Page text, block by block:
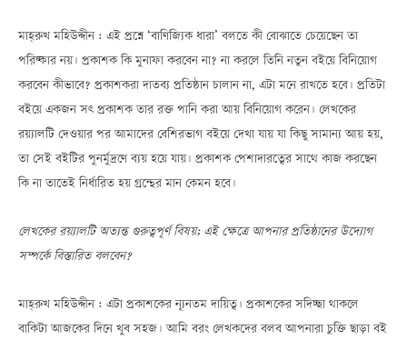
মাহ্‌রুখ মহিউদ্দীন : এই প্রশ্নে ‘বাণিজ্যিক ধারা’ বলতে কী বোঝাতে চেয়েছেন তা
পরিষ্কার নয়। প্রকাশক কি মুনাফা করবেন না? না করলে তিনি নতুন বইয়ে বিনিয়োগ
করবেন কীভাবে? প্রকাশকরা দাতব্য প্রতিষ্ঠান চালান না, এটা মনে রাখতে হবে। প্রতিটা
বইয়ে একজন সৎ প্রকাশক তার রক্ত পানি করা আয় বিনিয়োগ করেন। লেখকের
রয়্যালটি দেওয়ার পর আমাদের বেশিরভাগ বইয়ে দেখা যায় যা কিছু সামান্য আয় হয়,
তা সেই বইটির পুনর্মুদ্রণে ব্যয় হয়ে যায়। প্রকাশক পেশাদারত্বের সাথে কাজ করছেন
কি না তাতেই নির্ধারিত হয় গ্রন্থের মান কেমন হবে।
লেখকের রয়্যালটি অত্যন্ত গুরুত্বপূর্ণ বিষয়; এই ক্ষেত্রে আপনার প্রতিষ্ঠানের উদ্যোগ
সম্পর্কে বিস্তারিত বলবেন?
মাহ্‌রুখ মহিউদ্দীন : এটা প্রকাশকের ন্যূনতম দায়িত্ব। প্রকাশকের সদিচ্ছা থাকলে
বাকিটা আজকের দিনে খুব সহজ। আমি বরং লেখকদের বলব আপনারা চুক্তি ছাড়া বই